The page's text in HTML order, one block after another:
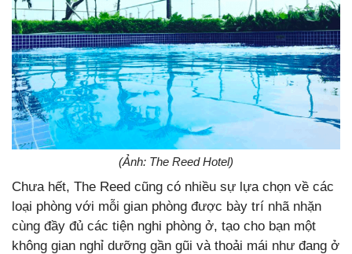
(Ảnh: The Reed Hotel)
Chưa hết, The Reed cũng có nhiều sự lựa chọn về các
loại phòng với mỗi gian phòng được bày trí nhã nhặn
cùng đầy đủ các tiện nghi phòng ở, tạo cho bạn một
không gian nghỉ dưỡng gần gũi và thoải mái như đang ở